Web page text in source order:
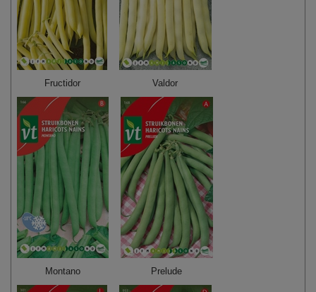
Fructidor Valdor
Montano Prelude